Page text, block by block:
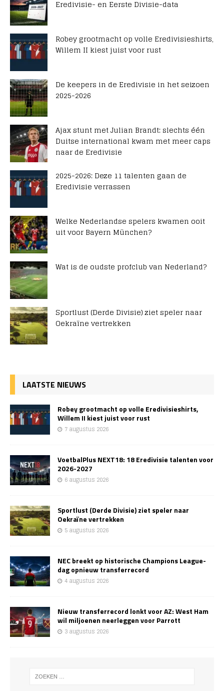
Eredivisie- en Eerste Divisie-data
Robey grootmacht op volle Eredivisieshirts,
Willem II kiest juist voor rust
De keepers in de Eredivisie in het seizoen
2025-2026
Ajax stunt met Julian Brandt: slechts één
Duitse international kwam met meer caps
naar de Eredivisie
2025-2026: Deze 11 talenten gaan de
Eredivisie verrassen
Welke Nederlandse spelers kwamen ooit
uit voor Bayern München?
Wat is de oudste profclub van Nederland?
Sportlust (Derde Divisie) ziet speler naar
Oekraïne vertrekken
LAATSTE NIEUWS
Robey grootmacht op volle Eredivisieshirts,
Willem II kiest juist voor rust
7 augustus 2026
VoetbalPlus NEXT18: 18 Eredivisie talenten voor
2026-2027
6 augustus 2026
Sportlust (Derde Divisie) ziet speler naar
Oekraïne vertrekken
5 augustus 2026
NEC breekt op historische Champions League-
dag opnieuw transferrecord
4 augustus 2026
Nieuw transferrecord lonkt voor AZ: West Ham
wil miljoenen neerleggen voor Parrott
3 augustus 2026